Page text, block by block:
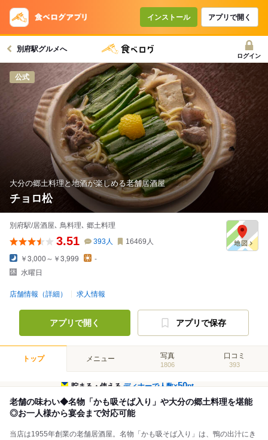
インストール アプリで開く
別府駅グルメへ
ログイン
公式
大分の郷土料理と地酒が楽しめる老舗居酒屋
チョロ松
別府駅/居酒屋､ 鳥料理､ 郷土料理
3.51 393人 16469 人
￥3,000～￥3,999
-
水曜日
店舗情報（詳細） 求人情報
アプリで開く アプリで保存
トップ メニュー 写真
1806
口コミ
393
貯まる・使えるディナーで人数×50pt
老舗の味わい◆名物「かも吸そば入り」や大分の郷土料理を堪能
◎お一人様から宴会まで対応可能
当店は1955年創業の老舗居酒屋。名物「かも吸そば入り」は、鴨の出汁にき